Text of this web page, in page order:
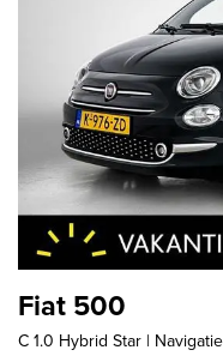
Fiat 500
C 1.0 Hybrid Star |